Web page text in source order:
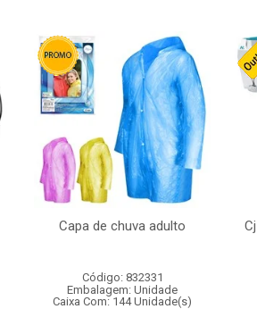
Capa de chuva adulto
Código: 832331
Embalagem: Unidade
Caixa Com: 144 Unidade(s)